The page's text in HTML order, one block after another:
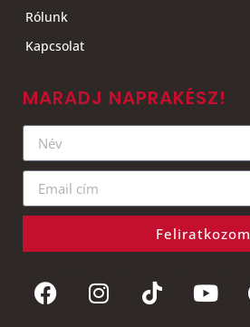
Rólunk
Kapcsolat
MARADJ NAPRAKÉSZ!
Feliratkozom